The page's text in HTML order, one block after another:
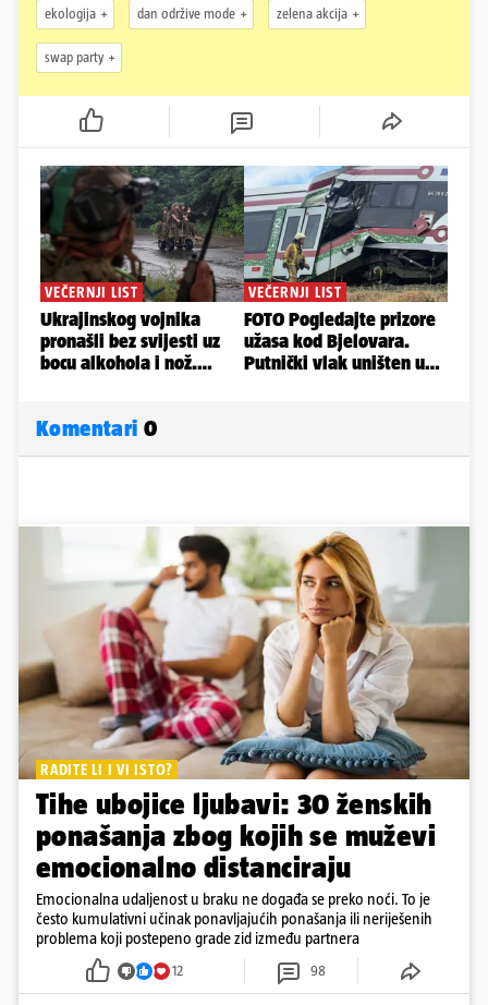
ekologija dan održive mode zelena akcija
swap party
Komentari 0
RADITE LI I VI ISTO?
Tihe ubojice ljubavi: 30 ženskih
ponašanja zbog kojih se muževi
emocionalno distanciraju
Emocionalna udaljenost u braku ne događa se preko noći. To je
često kumulativni učinak ponavljajućih ponašanja ili neriješenih
problema koji postepeno grade zid između partnera
12 98